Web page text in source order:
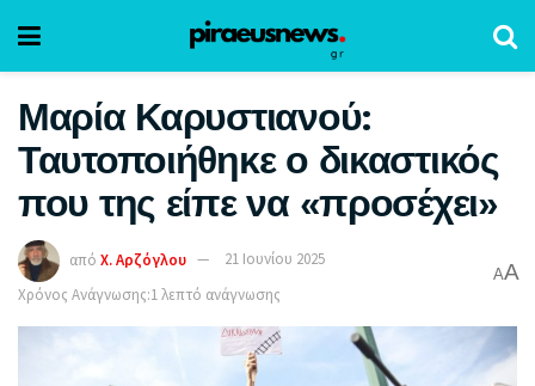
Μαρία Καρυστιανού:
Ταυτοποιήθηκε ο δικαστικός
που της είπε να «προσέχει»
από Χ. Αρζόγλου
21 Ιουνίου 2025
Χρόνος Ανάγνωσης:1 λεπτό ανάγνωσης
AA